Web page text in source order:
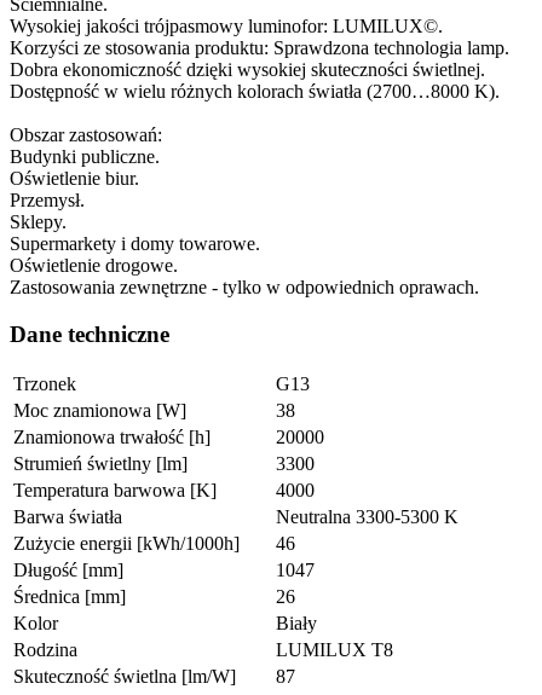
Ściemnialne.
Wysokiej jakości trójpasmowy luminofor: LUMILUX©.
Korzyści ze stosowania produktu: Sprawdzona technologia lamp.
Dobra ekonomiczność dzięki wysokiej skuteczności świetlnej.
Dostępność w wielu różnych kolorach światła (2700…8000 K).
Obszar zastosowań:
Budynki publiczne.
Oświetlenie biur.
Przemysł.
Sklepy.
Supermarkety i domy towarowe.
Oświetlenie drogowe.
Zastosowania zewnętrzne - tylko w odpowiednich oprawach.
Dane techniczne
Trzonek
G13
Moc znamionowa [W]
38
Znamionowa trwałość [h]
20000
Strumień świetlny [lm]
3300
Temperatura barwowa [K]
4000
Barwa światła
Neutralna 3300-5300 K
Zużycie energii [kWh/1000h]
46
Długość [mm]
1047
Średnica [mm]
26
Kolor
Biały
Rodzina
LUMILUX T8
Skuteczność świetlna [lm/W]
87